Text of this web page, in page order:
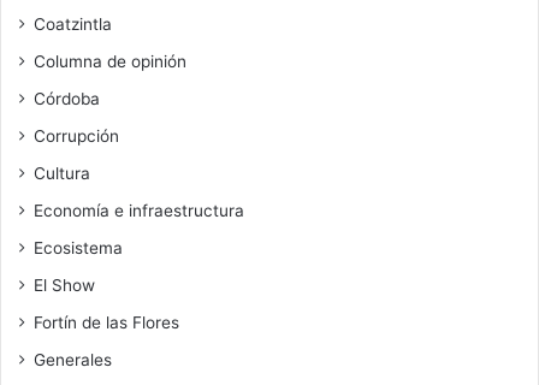
Coatzintla
Columna de opinión
Córdoba
Corrupción
Cultura
Economía e infraestructura
Ecosistema
El Show
Fortín de las Flores
Generales